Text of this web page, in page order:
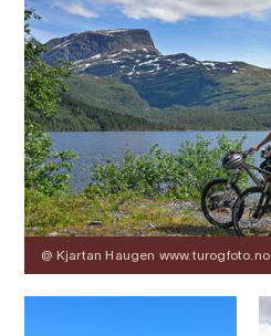
@ Kjartan Haugen www.turogfoto.no